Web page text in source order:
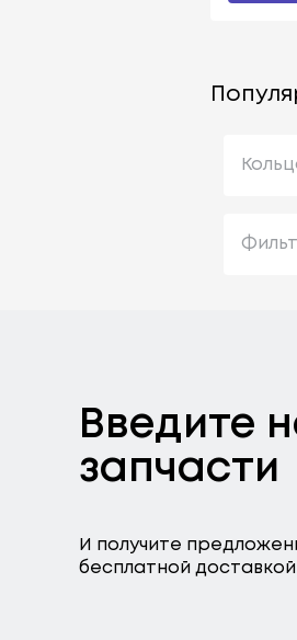
Введите
запчасти
И получите
бесплатной